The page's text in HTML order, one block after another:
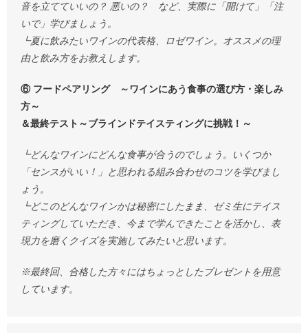
音を立てていいの？ 悪いの？ など、実際に「開けて」「注
いで」学びましょう。
┗夏に飲みたいワインの代表格、ロゼワイン。オススメの理
由と飲み方をお教えします。
⑥ フードペアリング ～ワインにあう食事の選び方・楽しみ
方～
＆最終テスト～ブラインドテイスティングに挑戦！～
┗どんなワインにどんな食事が合うのでしょう。いくつか
「センスがいい！」と思われる組み合わせのコツを学びまし
ょう。
┗どこのどんなワインかは秘密にしたまま、ゼミ生にテイス
ティングしていただき、今まで学んできたことを活かし、表
現力を磨くクイズを実施してみたいと思います。
※最終回、合格した方々にはちょっとしたプレゼントを用意
しています。